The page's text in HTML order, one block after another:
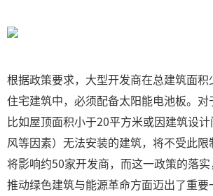
根据政策要求，大型开发商在总建筑面
住宅建筑中，必须配备太阳能电池板。对
比如屋顶面积小于20平方米或因建筑设
风等因素）无法安装的建筑，将不受此
将影响约50家开发商，而这一政策的落
推动绿色建筑与能源革命方面迈出了重